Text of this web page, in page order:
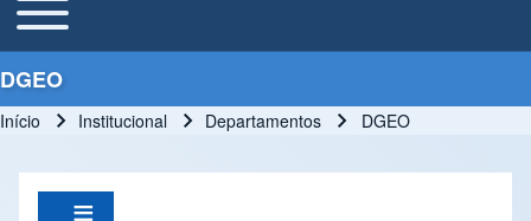
Main Menu
DGEO
Início Institucional Departamentos DGEO